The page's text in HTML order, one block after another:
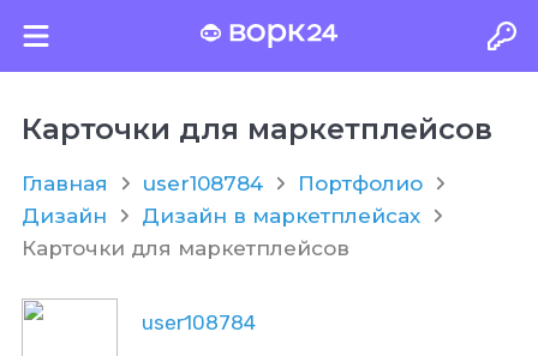
Карточки для маркетплейсов
Главная user108784
Портфолио
Дизайн
Дизайн в маркетплейсах
Карточки для маркетплейсов
user108784